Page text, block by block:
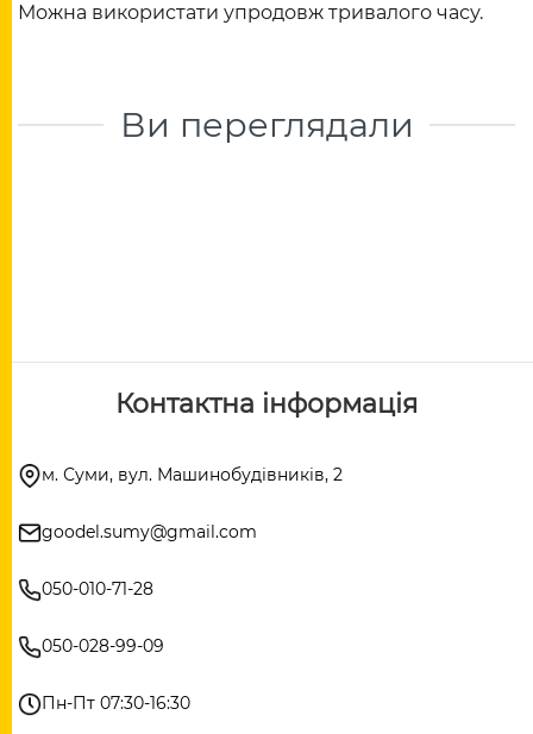
Можна використати упродовж тривалого часу.
Ви переглядали
Контактна інформація
м. Суми, вул. Машинобудівників, 2
goodel.sumy@gmail.com
050-010-71-28
050-028-99-09
Пн-Пт 07:30-16:30